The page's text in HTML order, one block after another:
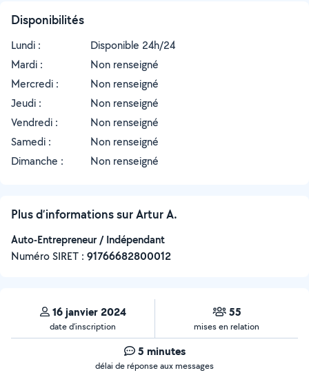
Disponibilités
Lundi :
Disponible 24h/24
Mardi :
Non renseigné
Mercredi :
Non renseigné
Jeudi :
Non renseigné
Vendredi :
Non renseigné
Samedi :
Non renseigné
Dimanche :
Non renseigné
Plus d’informations sur Artur A.
Auto-Entrepreneur / Indépendant
Numéro SIRET : ‍91766682800012
16 janvier 2024
date d’inscription
55
mises en relation
5 minutes
délai de réponse aux messages